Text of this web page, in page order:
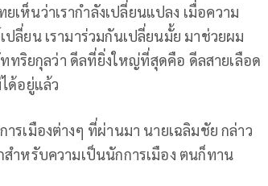
ห็นว่าเรากำลังเปลี่ยนแปลง เมื่อความ
ลี่ยน เรามาร่วมกันเปลี่ยนมั้ย มาช่วยผม
ทริยกุลว่า ดีลที่ยิ่งใหญ่ที่สุดคือ ดีลสายเลือด
ด้อยู่แล้ว
รเมืองต่างๆ ที่ผ่านมา นายเฉลิมชัย กล่าว
ำหรับความเป็นนักการเมือง ตนก็ทาน